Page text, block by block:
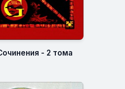
- 2 тома